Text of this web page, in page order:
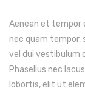
Aenean et tempor
nec quam tempor,
vel dui vestibulum
Phasellus nec
lobortis, elit ut